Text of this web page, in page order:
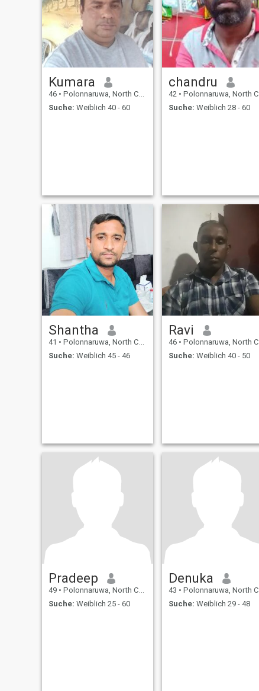
Kumara
46 • Polonnaruwa, North Central, Sri Lanka
Suche: Weiblich 40 - 60
chandru
42 • Polonnaruwa, North Central, Sri Lanka
Suche: Weiblich 28 - 60
Shantha
41 • Polonnaruwa, North Central, Sri Lanka
Suche: Weiblich 45 - 46
Ravi
46 • Polonnaruwa, North Central, Sri Lanka
Suche: Weiblich 40 - 50
Pradeep
49 • Polonnaruwa, North Central, Sri Lanka
Suche: Weiblich 25 - 60
Denuka
43 • Polonnaruwa, North Central, Sri Lanka
Suche: Weiblich 29 - 48